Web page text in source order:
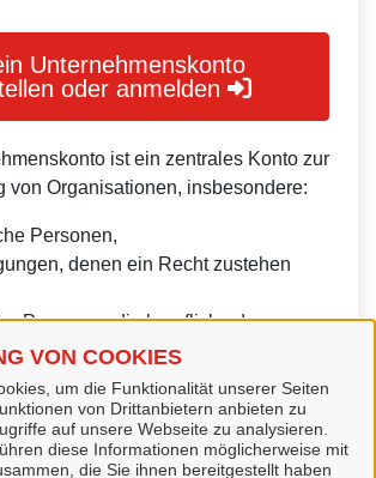
VON COOKIES
um die Funktionalität unserer Seiten
von Drittanbietern anbieten zu
auf unsere Webseite zu analysieren.
diese Informationen möglicherweise mit
die Sie ihnen bereitgestellt haben
Unternehmenskonto
oder anmelden
ist ein zentrales Konto zur
von Organisationen, insbesondere:
Personen,
denen ein Recht zustehen
Personen, die beruflich oder
tätig sind.
ist aber auch durch Behörden im
Abs. 4 Verwaltungsverfahrensgesetz